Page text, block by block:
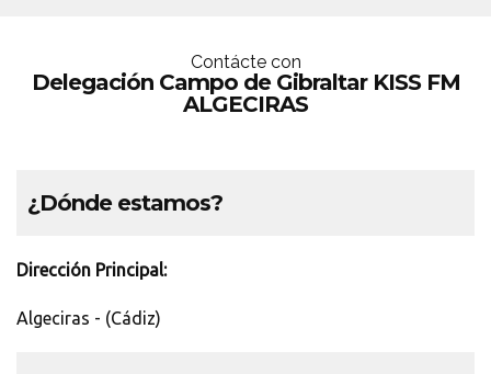
Contácte con
Delegación Campo de Gibraltar KISS FM
ALGECIRAS
¿Dónde estamos?
Dirección Principal:
Algeciras - (Cádiz)